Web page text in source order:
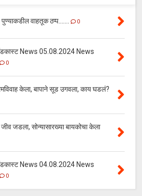
वाहतूक ठप्प....... 0
News 05.08.2024 News
0
केला, बापाने सूड उगवला, काय घडलं?
जीव जडला, सोन्यासारख्या बायकोचा केला
News 04.08.2024 News
0